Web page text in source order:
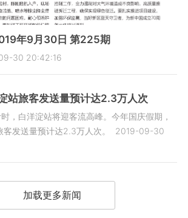
年9月30日 第225期
30 20:42:16
站旅客发送量预计达2.3万人次
，白洋淀站将迎客流高峰。今年国庆假期，
发送量预计达2.3万人次。
2019-09-30
加载更多新闻